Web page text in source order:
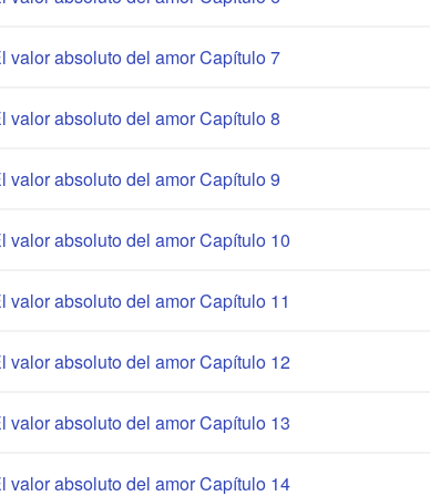
valor absoluto del amor Capítulo 7
valor absoluto del amor Capítulo 8
valor absoluto del amor Capítulo 9
valor absoluto del amor Capítulo 10
valor absoluto del amor Capítulo 11
valor absoluto del amor Capítulo 12
valor absoluto del amor Capítulo 13
valor absoluto del amor Capítulo 14